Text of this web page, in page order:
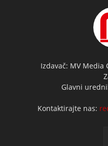
Izdavač: MV Media
Glavni
Kontaktirajte nas: